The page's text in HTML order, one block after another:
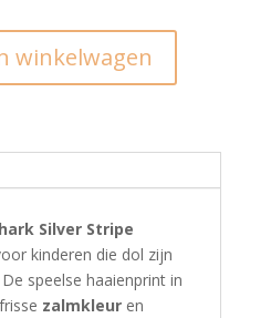
winkelwagen
Silver Stripe
kinderen die dol zijn
De speelse haaienprint in
zalmkleuren